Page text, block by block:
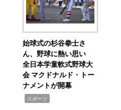
始球式の杉谷拳士さ
ん、野球に熱い思い
全日本学童軟式野球大
会 マクドナルド・トー
ナメントが開幕
スポーツ